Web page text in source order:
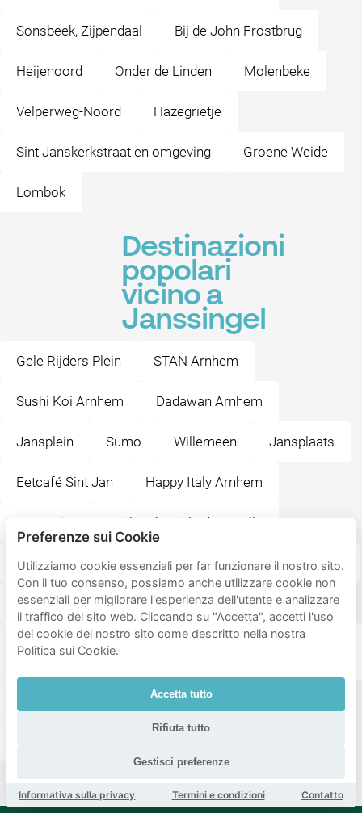
Sonsbeek, Zijpendaal Bij de John Frostbrug
Heijenoord Onder de Linden Molenbeke
Velperweg-Noord Hazegrietje
Sint Janskerkstraat en omgeving Groene Weide
Lombok
Destinazioni
popolari
vicino a
Janssingel
Gele Rijders Plein STAN Arnhem
Sushi Koi Arnhem Dadawan Arnhem
Jansplein Sumo Willemeen Jansplaats
Eetcafé Sint Jan Happy Italy Arnhem
Luxor Live Irish Pub Mick O'Connells
La Cubanita Arnhem Restaurant De Beren Arnhem
Café Arnhem Willemsplein
Ramblas All You Can Eat Tapas & Grill Restaurant
Arnhem
Grieks Restaurant Rhodos Cafe de schoof
Preferenze sui Cookie
Utilizziamo cookie essenziali per far funzionare il nostro sito.
Con il tuo consenso, possiamo anche utilizzare cookie non
essenziali per migliorare l'esperienza dell'utente e analizzare
il traffico del sito web. Cliccando su "Accetta", accetti l'uso
dei cookie del nostro sito come descritto nella nostra
Politica sui Cookie.
Accetta tutto
Rifiuta tutto
Gestisci preferenze
Informativa sulla privacy Termini e condizioni Contatto